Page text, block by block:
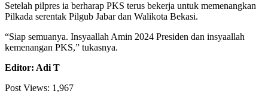
Setelah pilpres ia berharap PKS terus bekerja untuk memenangkan
Pilkada serentak Pilgub Jabar dan Walikota Bekasi.
“Siap semuanya. Insyaallah Amin 2024 Presiden dan insyaallah
kemenangan PKS,” tukasnya.
Editor: Adi T
Post Views: 1,967